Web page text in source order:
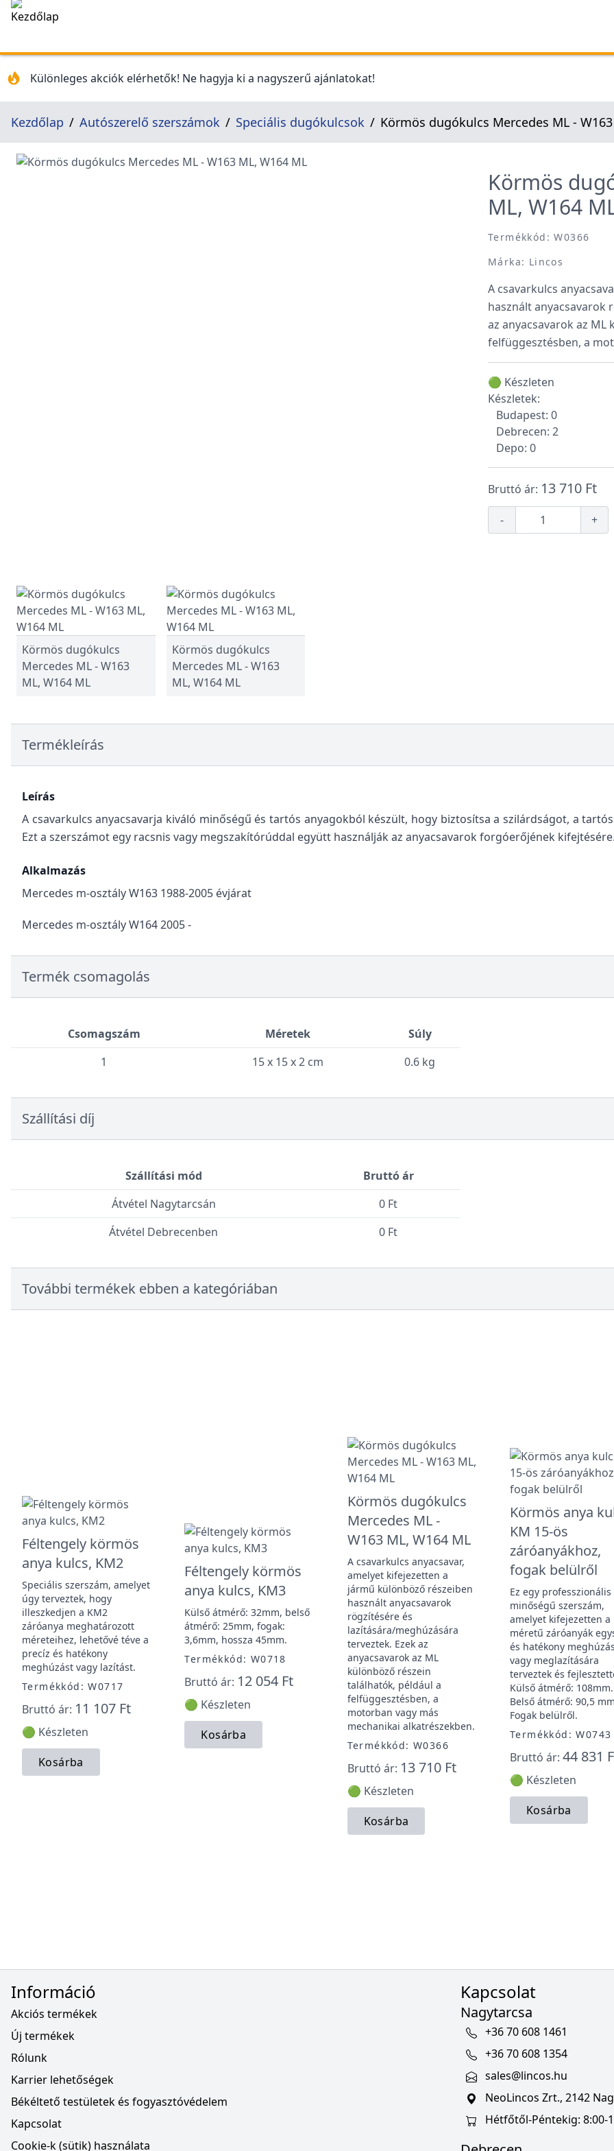
Különleges akciók elérhetők! Ne hagyja ki a nagyszerű ajánlatokat!
Kezdőlap Autószerelő szerszámok Speciális dugókulcsok Körmös dugókulcs Mercedes ML -
Körmös
ML, W164
Termékkód: W0366
Márka: Lincos
A csavarkulcs
használt anyacsavarok
az anyacsavarok az
felfüggesztésben, a
🟢 Készleten
Készletek:
Budapest: 0
Debrecen: 2
Depo: 0
Bruttó ár: 13 710 Ft
- +
Körmös dugókulcs
Mercedes ML - W163
ML, W164 ML
Körmös dugókulcs
Mercedes ML - W163
ML, W164 ML
Termékleírás
Leírás
A csavarkulcs anyacsavarja kiváló minőségű és tartós anyagokból készült, hogy biztosítsa a szilárdságot, a
Ezt a szerszámot egy racsnis vagy megszakítórúddal együtt használják az anyacsavarok forgóerőjének
Alkalmazás
Mercedes m-osztály W163 1988-2005 évjárat
Mercedes m-osztály W164 2005 -
Termék csomagolás
Csomagszám Méretek
Súly
1
15 x 15 x 2 cm 0.6 kg
Szállítási díj
Szállítási mód
Bruttó ár
Átvétel Nagytarcsán
0 Ft
Átvétel Debrecenben
0 Ft
További termékek ebben a kategóriában
Féltengely körmös
anya kulcs, KM2
Speciális szerszám, amelyet
úgy terveztek, hogy
illeszkedjen a KM2
záróanya meghatározott
méreteihez, lehetővé téve a
precíz és hatékony
meghúzást vagy lazítást.
Termékkód: W0717
Bruttó ár: 11 107 Ft
🟢 Készleten
Kosárba
Féltengely körmös
anya kulcs, KM3
Külső átmérő: 32mm, belső
átmérő: 25mm, fogak:
3,6mm, hossza 45mm.
Termékkód: W0718
Bruttó ár: 12 054 Ft
🟢 Készleten
Kosárba
Körmös dugókulcs
Mercedes ML -
W163 ML, W164 ML
A csavarkulcs anyacsavar,
amelyet kifejezetten a
jármű különböző részeiben
használt anyacsavarok
rögzítésére és
lazítására/meghúzására
terveztek. Ezek az
anyacsavarok az ML
különböző részein
találhatók, például a
felfüggesztésben, a
motorban vagy más
mechanikai alkatrészekben.
Termékkód: W0366
Bruttó ár: 13 710 Ft
🟢 Készleten
Kosárba
Körmös anya
KM 15-ös
záróanyákhoz,
fogak belülről
Ez egy professzionális
minőségű szerszám,
amelyet kifejezetten a
méretű záróanyák
és hatékony
vagy meglazítására
terveztek és
Külső átmérő: 108mm.
Belső átmérő: 90,5
Fogak belülről.
Termékkód: W0743
Bruttó ár: 44 831
🟢 Készleten
Kosárba
Információ
Akciós termékek
Új termékek
Rólunk
Karrier lehetőségek
Békéltető testületek és fogyasztóvédelem
Kapcsolat
Cookie-k (sütik) használata
Kapcsolat
Nagytarcsa
+36 70 608 1461
+36 70 608 1354
sales@lincos.hu
NeoLincos Zrt., 2142
Hétfőtől-Péntekig: 8:00-